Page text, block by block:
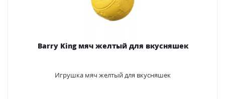
Barry King мяч желтый для вкусняшек
Игрушка мяч желтый для вкусняшек